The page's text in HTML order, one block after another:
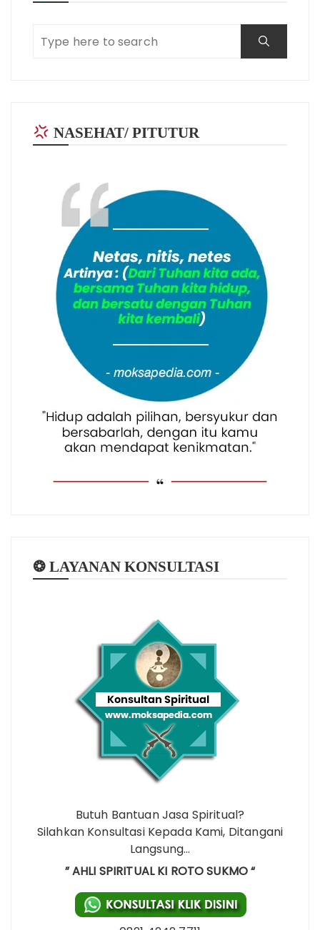
NASEHAT/ PITUTUR
❂ LAYANAN KONSULTASI
Butuh Bantuan Jasa Spiritual?
Silahkan Konsultasi Kepada Kami, Ditangani
Langsung…
” AHLI SPIRITUAL KI ROTO SUKMO “